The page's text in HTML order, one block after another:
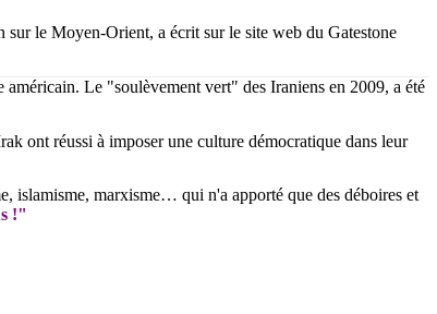
sur le Moyen-Orient, a écrit sur le site web du Gatestone
américain. Le "soulèvement vert" des Iraniens en 2009, a été
ont réussi à imposer une culture démocratique dans leur
, islamisme, marxisme… qui n'a apporté que des déboires et
!"